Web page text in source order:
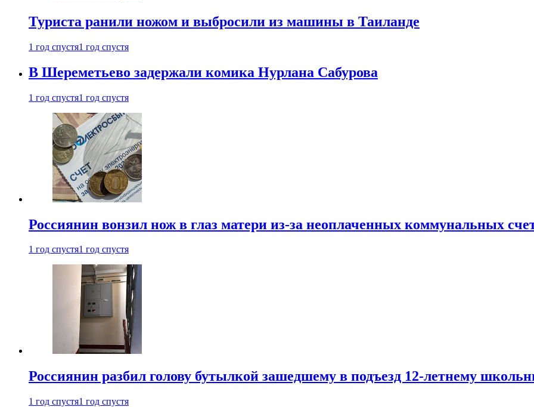
Туриста ранили ножом и выбросили из машины в Таиланде
1 год спустя1 год спустя
В Шереметьево задержали комика Нурлана Сабурова
1 год спустя1 год спустя
Россиянин вонзил нож в глаз матери из-за неоплаченных коммунальных
1 год спустя1 год спустя
Россиянин разбил голову бутылкой зашедшему в подъезд 12-летнему
1 год спустя1 год спустя